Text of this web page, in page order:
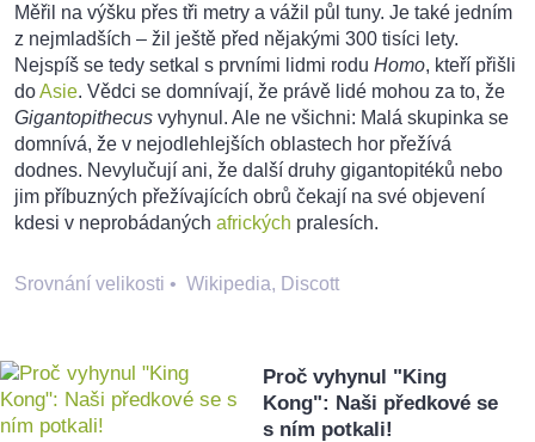
Měřil na výšku přes tři metry a vážil půl tuny. Je také jedním
z nejmladších – žil ještě před nějakými 300 tisíci lety.
Nejspíš se tedy setkal s prvními lidmi rodu Homo, kteří přišli
doAsie. Vědci se domnívají, že právě lidé mohou za to, že
Gigantopithecus vyhynul. Ale ne všichni: Malá skupinka se
domnívá, že v nejodlehlejších oblastech hor přežívá
dodnes. Nevylučují ani, že další druhy gigantopitéků nebo
jim příbuzných přežívajících obrů čekají na své objevení
kdesi v neprobádaných afrických pralesích.
Srovnání velikosti • Wikipedia, Discott
Proč vyhynul "King
Kong": Naši předkové se
s ním potkali!